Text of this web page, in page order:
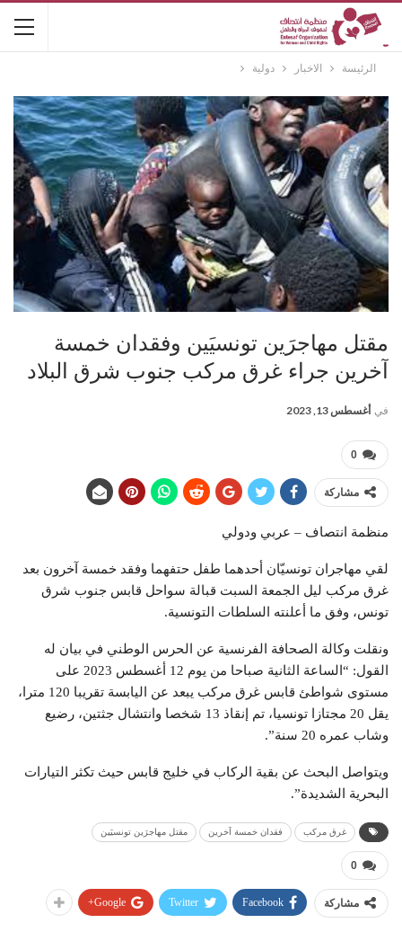
الرئيسة الاخبار دولية
مقتل مهاجرَين تونسيَين وفقدان خمسة
آخرين جراء غرق مركب جنوب شرق البلاد
في أغسطس 13, 2023
0
مشاركة
منظمة انتصاف – عربي ودولي
لقي مهاجران تونسيّان أحدهما طفل حتفهما وفقد خمسة آخرون بعد
غرق مركب ليل الجمعة السبت قبالة سواحل قابس جنوب شرق
تونس، وفق ما أعلنته السلطات التونسية.
ونقلت وكالة الصحافة الفرنسية عن الحرس الوطني في بيان له
القول: “الساعة الثانية صباحا من يوم 12 أغسطس 2023 على
مستوى شواطئ قابس غرق مركب يبعد عن اليابسة تقريبا 120 مترا،
يقل 20 مجتازا تونسيا، تم إنقاذ 13 شخصا وانتشال جثتين، رضيع
وشاب عمره 20 سنة”.
ويتواصل البحث عن بقية الركاب في خليج قابس حيث تكثر التيارات
البحرية الشديدة”.
غرق مركب فقدان خمسة آخرين مقتل مهاجرَين تونسيَين
0
مشاركة Facebook
Twitter
Google+